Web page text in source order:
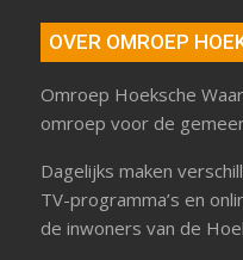
OVER OMROEP
Omroep Hoeksche
omroep voor de
Dagelijks maken
TV-programma’s en
de inwoners van de